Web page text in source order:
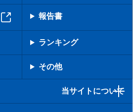
報告書
ランキング
その他
当サイトについて